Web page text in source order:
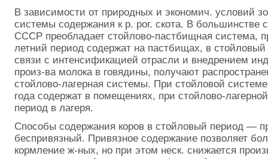
В зависимости от природных и экономич. условий
системы содержания к р. рог. скота. В большинстве
СССР преобладает стойлово-пастбищная система,
летний период содержат на пастбищах, в
связи с интенсификацией отрасли и внедрением
произ-ва молока в говядины, получают
стойлово-лагерная системы. При стойловой системе
года содержат в помещениях, при стойлово-
период в лагеря.
Способы содержания коров в стойловый период —
беспривязный. Привязное содержание позволяет
кормление ж-ных, но при этом неск. снижается